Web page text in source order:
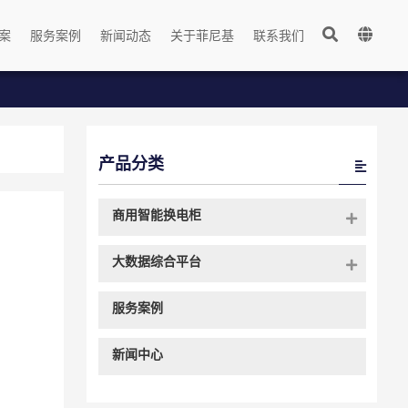
服务案例 新闻动态 关于菲尼基 联系我们
产品分类
商用智能换电柜
大数据综合平台
服务案例
新闻中心